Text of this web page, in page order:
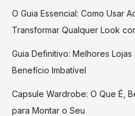
O Guia Essencial: Como Usar
Transformar Qualquer Look
Guia Definitivo: Melhores
Benefício Imbatível
Capsule Wardrobe: O Que É,
para Montar o Seu